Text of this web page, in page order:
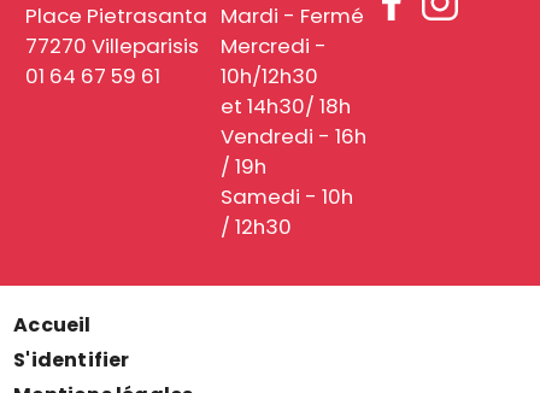
Place Pietrasanta
77270 Villeparisis
01 64 67 59 61
Mardi - Fermé
Mercredi -
10h/12h30
et 14h30/ 18h
Vendredi - 16h
/ 19h
Samedi - 10h
/ 12h30
Menu
Pied
Accueil
S'identifier